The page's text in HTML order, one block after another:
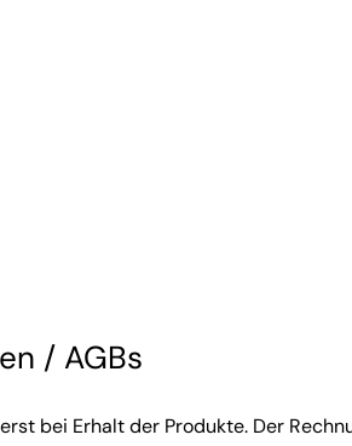
/ AGBs
bei Erhalt der Produkte. Der